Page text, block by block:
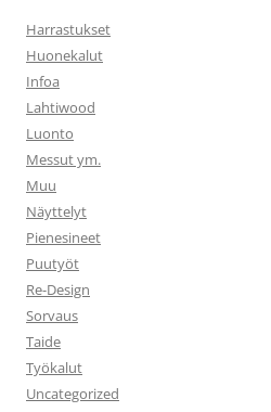
Harrastukset
Huonekalut
Infoa
Lahtiwood
Luonto
Messut ym.
Muu
Näyttelyt
Pienesineet
Puutyöt
Re-Design
Sorvaus
Taide
Työkalut
Uncategorized